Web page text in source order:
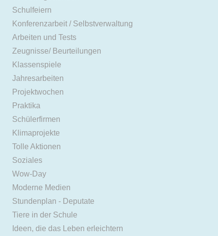
Schulfeiern
Konferenzarbeit / Selbstverwaltung
Arbeiten und Tests
Zeugnisse/ Beurteilungen
Klassenspiele
Jahresarbeiten
Projektwochen
Praktika
Schülerfirmen
Klimaprojekte
Tolle Aktionen
Soziales
Wow-Day
Moderne Medien
Stundenplan - Deputate
Tiere in der Schule
Ideen, die das Leben erleichtern